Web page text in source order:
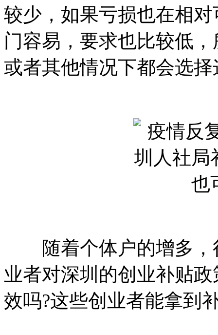
较少，如果亏损也在相
门容易，要求也比较低
或者其他情况下都会选
随着个体户的增多，
业者对深圳的创业补贴
效吗?这些创业者能拿到